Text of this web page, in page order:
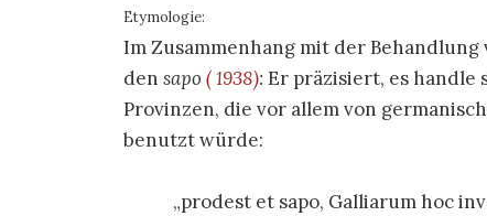
Etymologie:
Im Zusammenhang mit der
den sapo ( 1938): Er präzisiert, es handle
Provinzen, die vor allem von
benutzt würde:
prodest et sapo, Galliarum hoc